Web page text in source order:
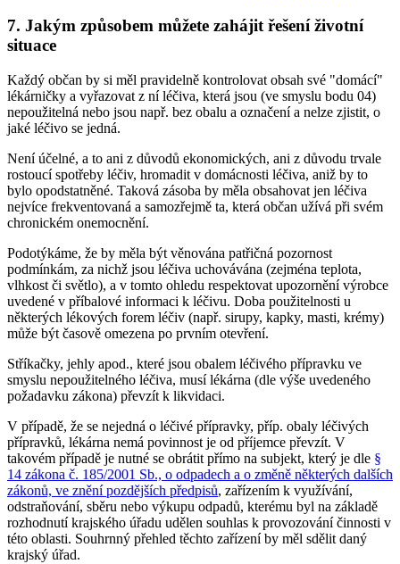
7. Jakým způsobem můžete zahájit řešení životní
situace
Každý občan by si měl pravidelně kontrolovat obsah své "domácí"
lékárničky a vyřazovat z ní léčiva, která jsou (ve smyslu bodu 04)
nepoužitelná nebo jsou např. bez obalu a označení a nelze zjistit, o
jaké léčivo se jedná.
Není účelné, a to ani z důvodů ekonomických, ani z důvodu trvale
rostoucí spotřeby léčiv, hromadit v domácnosti léčiva, aniž by to
bylo opodstatněné. Taková zásoba by měla obsahovat jen léčiva
nejvíce frekventovaná a samozřejmě ta, která občan užívá při svém
chronickém onemocnění.
Podotýkáme, že by měla být věnována patřičná pozornost
podmínkám, za nichž jsou léčiva uchovávána (zejména teplota,
vlhkost či světlo), a v tomto ohledu respektovat upozornění výrobce
uvedené v příbalové informaci k léčivu. Doba použitelnosti u
některých lékových forem léčiv (např. sirupy, kapky, masti, krémy)
může být časově omezena po prvním otevření.
Stříkačky, jehly apod., které jsou obalem léčivého přípravku ve
smyslu nepoužitelného léčiva, musí lékárna (dle výše uvedeného
požadavku zákona) převzít k likvidaci.
V případě, že se nejedná o léčivé přípravky, příp. obaly léčivých
přípravků, lékárna nemá povinnost je od příjemce převzít. V
takovém případě je nutné se obrátit přímo na subjekt, který je dle §
14 zákona č. 185/2001 Sb., o odpadech a o změně některých dalších
zákonů, ve znění pozdějších předpisů, zařízením k využívání,
odstraňování, sběru nebo výkupu odpadů, kterému byl na základě
rozhodnutí krajského úřadu udělen souhlas k provozování činnosti v
této oblasti. Souhrnný přehled těchto zařízení by měl sdělit daný
krajský úřad.